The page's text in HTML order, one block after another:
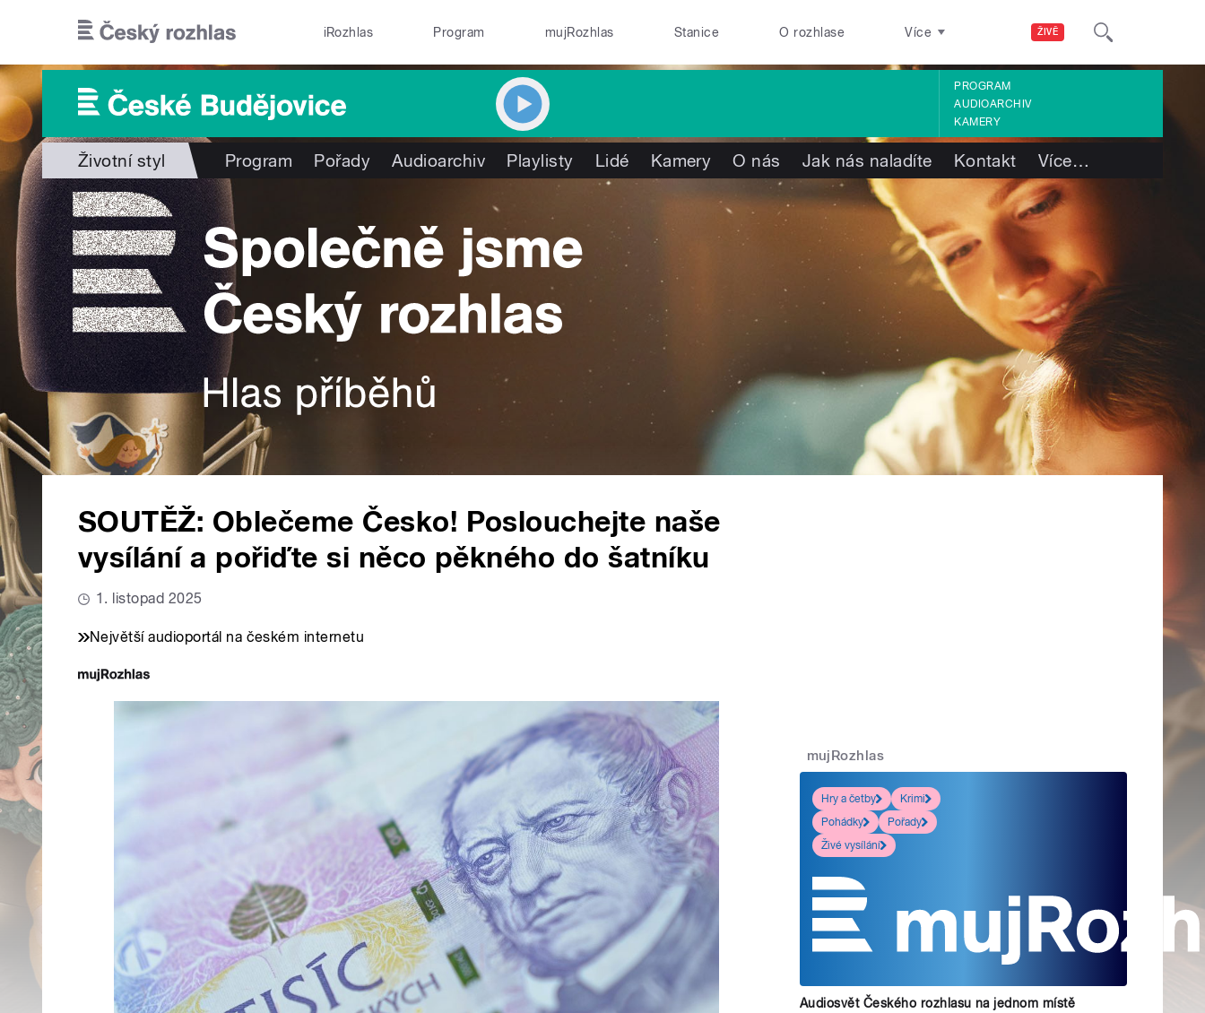
ŽIVĚ
iRozhlas Program mujRozhlas Stanice O rozhlase Více
PROGRAM
AUDIOARCHIV
KAMERY
Životní styl Program Pořady Audioarchiv Playlisty Lidé Kamery O nás Jak nás naladíte Kontakt Více…
SOUTĚŽ: Oblečeme Česko! Poslouchejte naše
vysílání a pořiďte si něco pěkného do šatníku
1. listopad 2025
Největší audioportál na českém internetu
mujRozhlas
Hry a četby
Krimi
Pohádky
Pořady
Živé vysílání
Audiosvět Českého rozhlasu na jednom místě